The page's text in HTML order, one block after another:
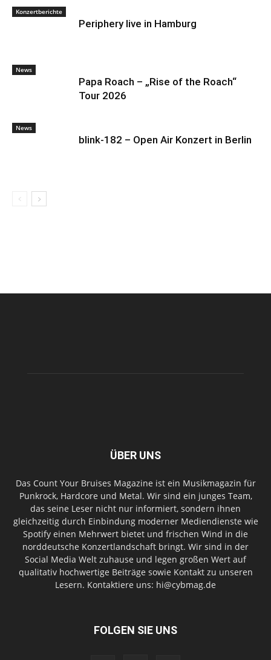
Konzertberichte
Periphery live in Hamburg
News
Papa Roach – „Rise of the Roach“
Tour 2026
News
blink-182 – Open Air Konzert in Berlin
ÜBER UNS
Das Count Your Bruises Magazine ist ein Musikmagazin für
Punkrock, Hardcore und Metal. Wir sind ein junges Team,
das seine Leser nicht nur informiert, sondern ihnen
gleichzeitig durch Einbindung moderner Mediendienste wie
Spotify einen Mehrwert bietet und frischen Wind in die
norddeutsche Konzertlandschaft bringt. Wir sind in der
Social Media Welt zuhause und legen großen Wert auf
qualitativ hochwertige Beiträge sowie Kontakt zu unseren
Lesern. Kontaktiere uns: hi@cybmag.de
FOLGEN SIE UNS